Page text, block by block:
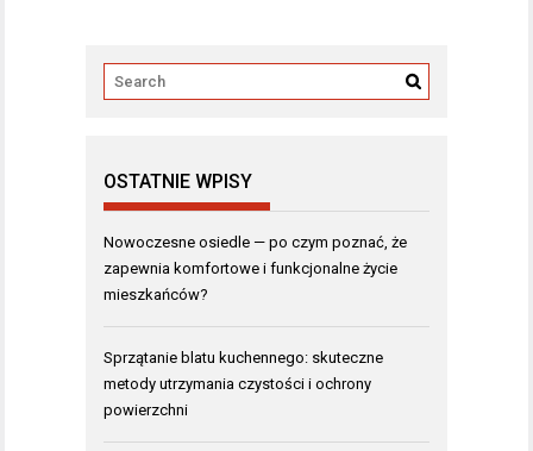
OSTATNIE WPISY
Nowoczesne osiedle — po czym poznać, że
zapewnia komfortowe i funkcjonalne życie
mieszkańców?
Sprzątanie blatu kuchennego: skuteczne
metody utrzymania czystości i ochrony
powierzchni